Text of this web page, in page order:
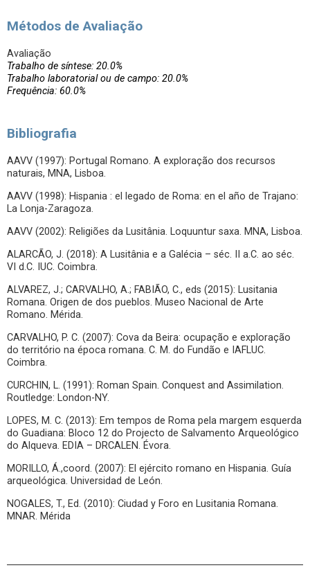
Métodos de Avaliação
Avaliação
Trabalho de síntese: 20.0%
Trabalho laboratorial ou de campo: 20.0%
Frequência: 60.0%
Bibliografia
AAVV (1997): Portugal Romano. A exploração dos recursos
naturais, MNA, Lisboa.
AAVV (1998): Hispania : el legado de Roma: en el año de Trajano:
La Lonja-Zaragoza.
AAVV (2002): Religiões da Lusitânia. Loquuntur saxa. MNA, Lisboa.
ALARCÃO, J. (2018): A Lusitânia e a Galécia – séc. II a.C. ao séc.
VI d.C. IUC. Coimbra.
ALVAREZ, J.; CARVALHO, A.; FABIÃO, C., eds (2015): Lusitania
Romana. Origen de dos pueblos. Museo Nacional de Arte
Romano. Mérida.
CARVALHO, P. C. (2007): Cova da Beira: ocupação e exploração
do território na época romana. C. M. do Fundão e IAFLUC.
Coimbra.
CURCHIN, L. (1991): Roman Spain. Conquest and Assimilation.
Routledge: London-NY.
LOPES, M. C. (2013): Em tempos de Roma pela margem esquerda
do Guadiana: Bloco 12 do Projecto de Salvamento Arqueológico
do Alqueva. EDIA – DRCALEN. Évora.
MORILLO, Á.,coord. (2007): El ejército romano en Hispania. Guía
arqueológica. Universidad de León.
NOGALES, T., Ed. (2010): Ciudad y Foro en Lusitania Romana.
MNAR. Mérida